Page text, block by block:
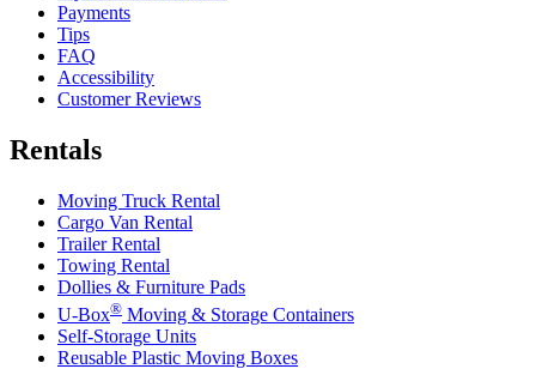
Payments
Tips
FAQ
Accessibility
Customer Reviews
Rentals
Moving Truck Rental
Cargo Van Rental
Trailer Rental
Towing Rental
Dollies & Furniture Pads
U-Box® Moving & Storage Containers
Self-Storage Units
Reusable Plastic Moving Boxes